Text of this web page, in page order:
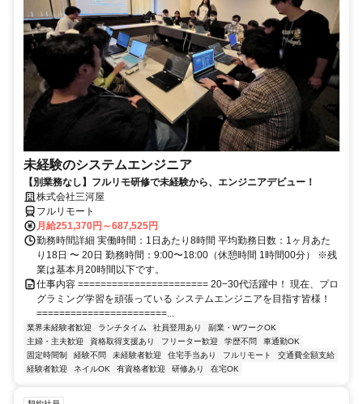
未経験のシステムエンジニア
【別業務なし】フルリモ研修で未経験から、エンジニアデビュー！
株式会社三河屋
フルリモート
月給251,370円～687,525円
勤務時間詳細 実働時間：1日あたり8時間 平均勤務日数：1ヶ月あた
り18日 〜 20日 勤務時間：9:00〜18:00（休憩時間 1時間00分） ※残
業は基本月20時間以下です。
仕事内容 ======================= 20−30代活躍中！ 現在、プロ
グラミング学習を頑張っている システムエンジニアを目指す皆様！
=======================...
業界未経験者歓迎 ランチタイム 社員登用あり
副業・WワークOK
主婦・主夫歓迎
資格取得支援あり フリーター歓迎 学歴不問
車通勤OK
固定時間制
経験不問 未経験者歓迎 住宅手当あり フルリモート
交通費全額支給
経験者歓迎
ネイルOK 有資格者歓迎 研修あり 在宅OK